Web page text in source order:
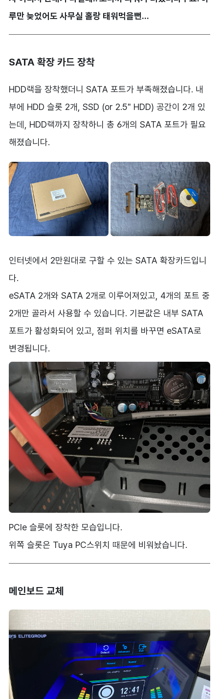
루만 늦었어도 사무실 홀랑 태워먹을뻔...
SATA 확장 카드 장착
HDD랙을 장착했더니 SATA 포트가 부족해졌습니다. 내
부에 HDD 슬롯 2개, SSD (or 2.5" HDD) 공간이 2개 있
는데, HDD랙까지 장착하니 총 6개의 SATA 포트가 필요
해졌습니다.
인터넷에서 2만원대로 구할 수 있는 SATA 확장카드입니
다.
eSATA 2개와 SATA 2개로 이루어져있고, 4개의 포트 중
2개만 골라서 사용할 수 있습니다. 기본값은 내부 SATA
포트가 활성화되어 있고, 점퍼 위치를 바꾸면 eSATA로
변경됩니다.
PCIe 슬롯에 장착한 모습입니다.
위쪽 슬롯은 Tuya PC스위치 때문에 비워놨습니다.
메인보드 교체